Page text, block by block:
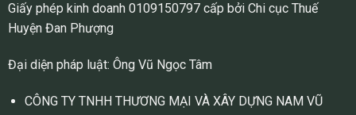
Giấy phép kinh doanh 0109150797 cấp bởi Chi cục Thuế
Huyện Đan Phượng
Đại diện pháp luật: Ông Vũ Ngọc Tâm
CÔNG TY TNHH THƯƠNG MẠI VÀ XÂY DỰNG NAM VŨ